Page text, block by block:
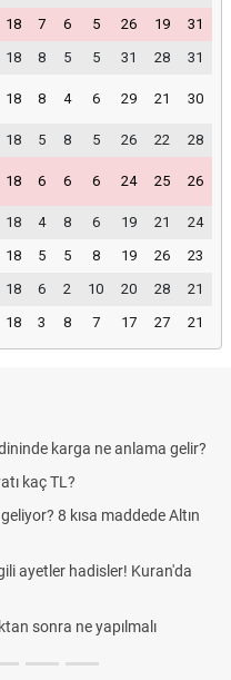
18 7 6 5 26 19
31
18 8 5 5 31 28 31
18 8 4 6 29 21 30
18 5 8 5 26 22 28
18 6 6 6 24 25 26
18 4 8 6 19 21
24
18 5 5 8 19 26
23
18 6 2 10 20 28
21
18 3 8 7 17 27 21
karga ne anlama gelir?
kaç TL?
8 kısa maddede Altın
ayetler hadisler! Kuran'da
sonra ne yapılmalı